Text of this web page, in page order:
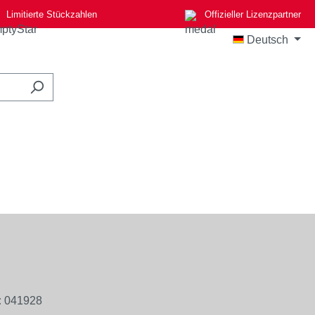
Limitierte Stückzahlen Offizieller Lizenzpartner
Deutsch
041928